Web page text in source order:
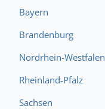
Bayern
Brandenburg
Nordrhein-Westfalen
Rheinland-Pfalz
Sachsen